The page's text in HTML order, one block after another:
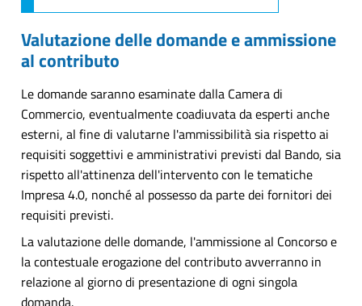
Valutazione delle domande e ammissione
al contributo
Le domande saranno esaminate dalla Camera di
Commercio, eventualmente coadiuvata da esperti anche
esterni, al fine di valutarne l'ammissibilità sia rispetto ai
requisiti soggettivi e amministrativi previsti dal Bando, sia
rispetto all'attinenza dell'intervento con le tematiche
Impresa 4.0, nonché al possesso da parte dei fornitori dei
requisiti previsti.
La valutazione delle domande, l'ammissione al Concorso e
la contestuale erogazione del contributo avverranno in
relazione al giorno di presentazione di ogni singola
domanda.